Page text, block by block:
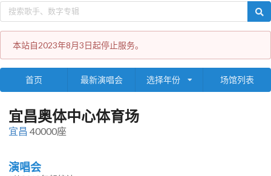
本站自2023年8月3日起停止服务。
首页 最新演唱会 选择年份 场馆列表
宜昌奥体中心体育场
宜昌 40000座
演唱会